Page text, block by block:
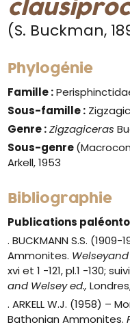
(S. Buckman,
Phylogénie
Famille :
Sous-famille :
Genre: Zigzagiceras
Sous-genre
Arkell, 1953
Bibliographie
Publications
. BUCKMANN S.S.
Ammonites.
xvi et 1 -121, pl.1 -130;
and Welsey ed.,
. ARKELL W.J. (1958) –
Bathonian Ammonites.